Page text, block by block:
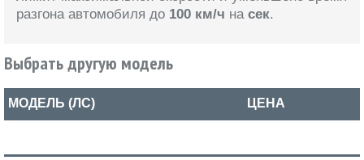
разгона автомобиля до 100 км/ч на сек.
Выбрать другую модель
МОДЕЛЬ (ЛС) ЦЕНА